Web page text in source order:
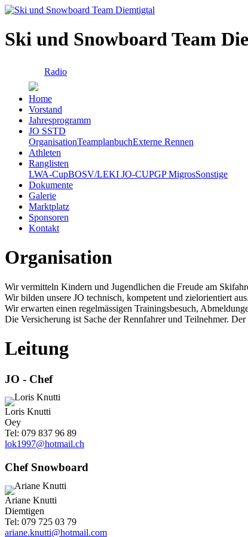
Ski und Snowboard Team
Radio
Home
Vorstand
Jahresprogramm
JO SSTD
OrganisationTeamplanbuchExterne Rennen
Athleten
Ranglisten
LWA-CupBOSV/LEKI JO-CUPGP MigrosSonstige
Dokumente
Galerie
Marktplatz
Sponsoren
Kontakt
Organisation
Wir vermitteln Kindern und Jugendlichen die Freude am
Wir bilden unsere JO technisch, kompetent und zielorientiert aus.
Wir erwarten einen regelmässigen Trainingsbesuch,
Die Versicherung ist Sache der Rennfahrer und Teilnehmer.
Leitung
JO - Chef
Loris Knutti
Oey
Tel: 079 837 96 89
lok1997@hotmail.ch
Chef Snowboard
Ariane Knutti
Diemtigen
Tel: 079 725 03 79
ariane.knutti@hotmail.com